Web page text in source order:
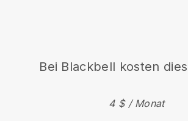
Bei Blackbell kosten
4 $ / Monat